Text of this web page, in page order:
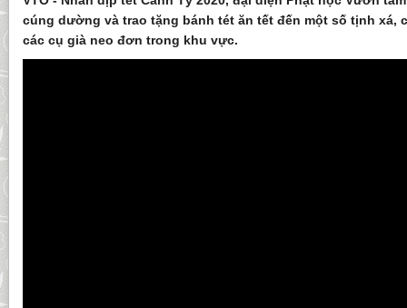
cúng dường và trao tặng bánh tét ăn tết đến một số tịnh xá,
các cụ già neo đơn trong khu vực.